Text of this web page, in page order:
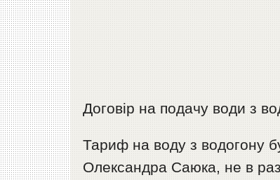
Договір на подачу води з
Тариф на воду з водогону
Олександра Саюка, не в